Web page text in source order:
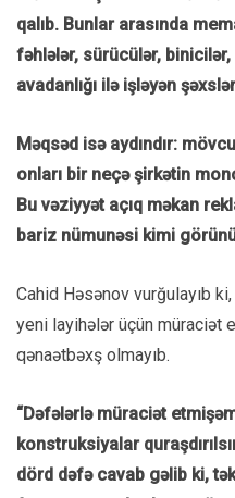
qalıb. Bunlar arasında
fəhlələr, sürücülər,
avadanlığı ilə işləyən
Məqsəd isə aydındır:
onları bir neçə şirkətin
Bu vəziyyət açıq məkan
bariz nümunəsi kimi
Cahid Həsənov vurğulayıb
yeni layihələr üçün müraciət
qənaətbəxş olmayıb.
“Dəfələrlə müraciət
konstruksiyalar
dörd dəfə cavab gəlib ki,